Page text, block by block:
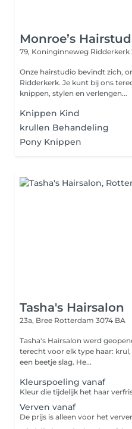
Monroe’s
79, Koninginneweg Ridderkerk
Onze hairstudio bevindt zich,
Ridderkerk. Je kunt bij ons
knippen, stylen en verlengen...
Knippen Kind
krullen Behandeling
Pony Knippen
Tasha's Hairsalon
23a, Bree Rotterdam 3074 BA
Tasha's Hairsalon werd
terecht voor elk type haar:
een beetje slag. He...
Kleurspoeling vanaf
Kleur die tijdelijk het haar
Verven vanaf